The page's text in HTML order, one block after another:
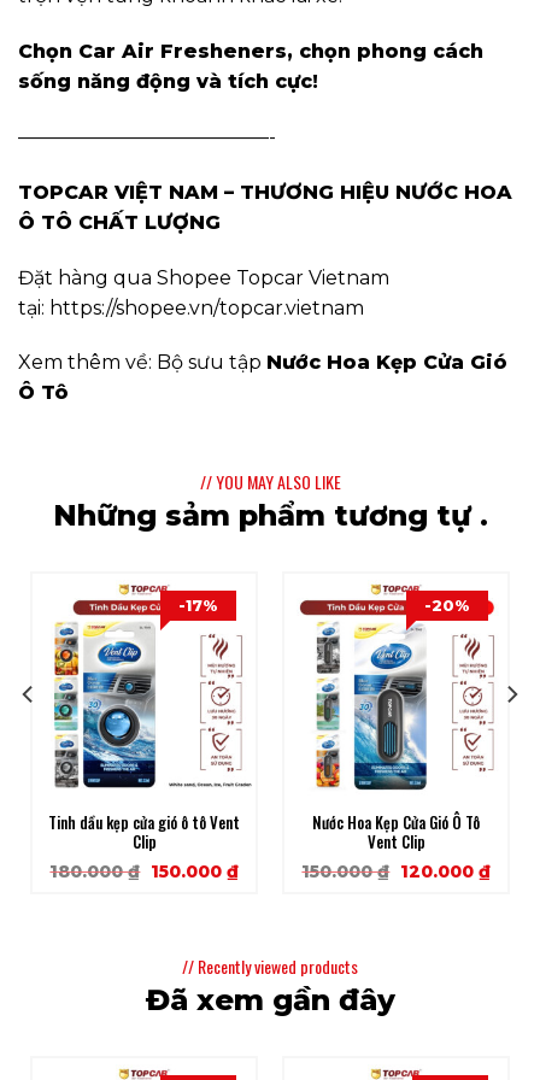
Chọn Car Air Fresheners, chọn phong cách
sống năng động và tích cực!
—————————————-
TOPCAR VIỆT NAM – THƯƠNG HIỆU NƯỚC HOA
Ô TÔ CHẤT LƯỢNG
Đặt hàng qua Shopee Topcar Vietnam
tại: https://shopee.vn/topcar.vietnam
Xem thêm về: Bộ sưu tập Nước Hoa Kẹp Cửa Gió
Ô Tô
// YOU MAY ALSO LIKE
Những sảm phẩm tương tự .
-17%
Tinh dầu kẹp cửa gió ô tô Vent
Clip
180.000₫ Original
150.000 ₫Current
price
-20%
Nước Hoa Kẹp Cửa Gió Ô Tô
Vent Clip
150.000₫ Original
120.000 ₫
price
// Recently viewed products
Đã xem gần đây